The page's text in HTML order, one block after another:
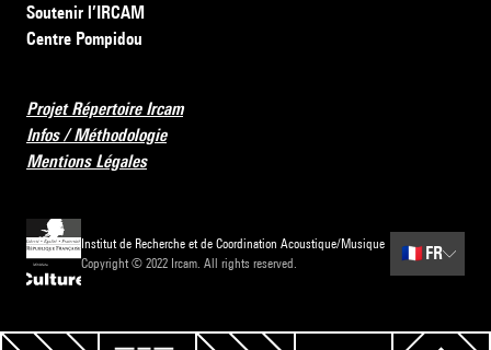
Soutenir l’IRCAM
Centre Pompidou
Projet Répertoire Ircam
Infos / Méthodologie
Mentions Légales
Institut de Recherche et de Coordination Acoustique/Musique
Copyright © 2022 Ircam. All rights reserved.
🇫🇷 FR